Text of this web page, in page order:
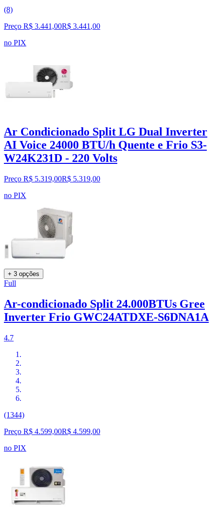
(8)
Preço R$ 3.441,00R$ 3.441 ,00
no PIX
Ar Condicionado Split LG Dual Inverter
AI Voice 24000 BTU/h Quente e Frio S3-
W24K231D - 220 Volts
Preço R$ 5.319,00R$ 5.319,00
no PIX
+ 3 opções
Full
Ar-condicionado Split 24.000BTUs Gree
Inverter Frio GWC24ATDXE-S6DNA1A
4.7
(1344)
Preço R$ 4.599,00R$ 4.599,00
no PIX